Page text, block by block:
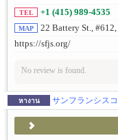
TEL +1 (415) 989-4535
MAP 22 Battery St., #612,
https://sfjs.org/
No review is found.
หางาน